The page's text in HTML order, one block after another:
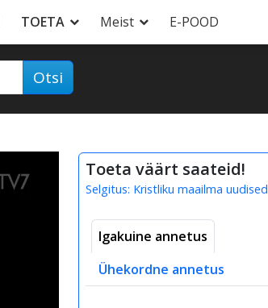
TOETA Meist E-POOD
Otsi
Toeta väärt saateid!
Selgitus: Kristliku maailma uudised
Igakuine annetus
Ühekordne annetus